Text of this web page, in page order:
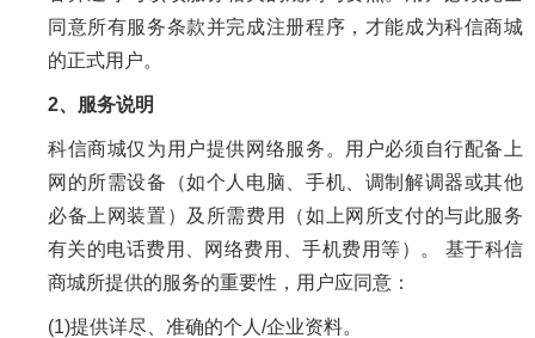
同意所有服务条款并完成注册程序，才能成为科信商城
的正式用户。
2、服务说明
科信商城仅为用户提供网络服务。用户必须自行配备上
网的所需设备（如个人电脑、手机、调制解调器或其他
必备上网装置）及所需费用（如上网所支付的与此服务
有关的电话费用、网络费用、手机费用等）。 基于科信
商城所提供的服务的重要性，用户应同意：
(1)提供详尽、准确的个人/企业资料。